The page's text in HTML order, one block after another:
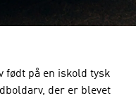
født på en iskold tysk
der er blevet